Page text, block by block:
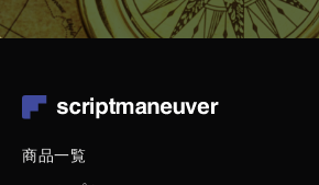
商品一覧